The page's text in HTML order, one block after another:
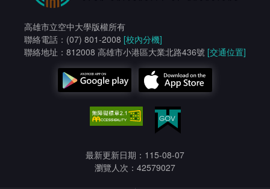
高雄市立空中大學版權所有
聯絡電話：(07) 801-2008 [校內分機]
聯絡地址：812008 高雄市小港區大業北路436號 [交通位置]
最新更新日期：115-08-07
瀏覽人次：42579027